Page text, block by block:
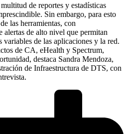
de reportes y estadísticas
Sin embargo, para esto
las herramientas, con
alertas de alto nivel que permitan
variables de las aplicaciones y la red.
de CA, eHealth y Spectrum,
destaca Sandra Mendoza,
de Infraestructura de DTS, con